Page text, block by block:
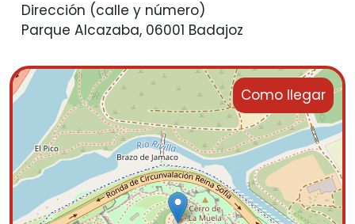
Dirección (calle y número)
Parque Alcazaba, 06001 Badajoz
Como llegar